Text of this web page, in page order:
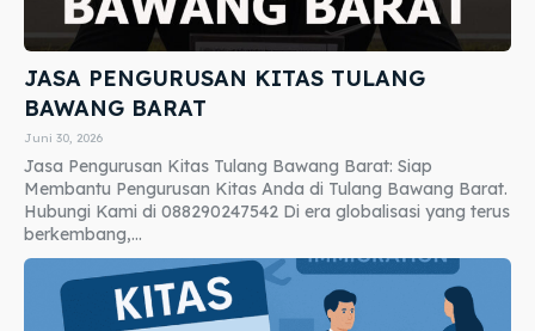
JASA PENGURUSAN KITAS TULANG
BAWANG BARAT
Juni 30, 2026
Jasa Pengurusan Kitas Tulang Bawang Barat: Siap
Membantu Pengurusan Kitas Anda di Tulang Bawang Barat.
Hubungi Kami di 088290247542 Di era globalisasi yang terus
berkembang,...